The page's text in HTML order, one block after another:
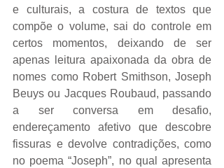
e culturais, a costura de textos que
compõe o volume, sai do controle em
certos momentos, deixando de ser
apenas leitura apaixonada da obra de
nomes como Robert Smithson, Joseph
Beuys ou Jacques Roubaud, passando
a ser conversa em desafio,
endereçamento afetivo que descobre
fissuras e devolve contradições, como
no poema “Joseph”, no qual apresenta